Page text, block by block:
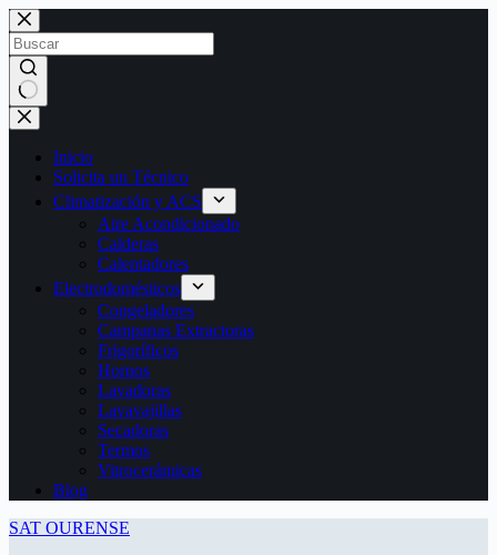
Saltar
al
contenido
Sin
resultados
Inicio
Solicita un Técnico
Climatización y ACS
Aire Acondicionado
Calderas
Calentadores
Electrodomésticos
Congeladores
Campanas Extractoras
Frigoríficos
Hornos
Lavadoras
Lavavajillas
Secadoras
Termos
Vitrocerámicas
Blog
SAT OURENSE